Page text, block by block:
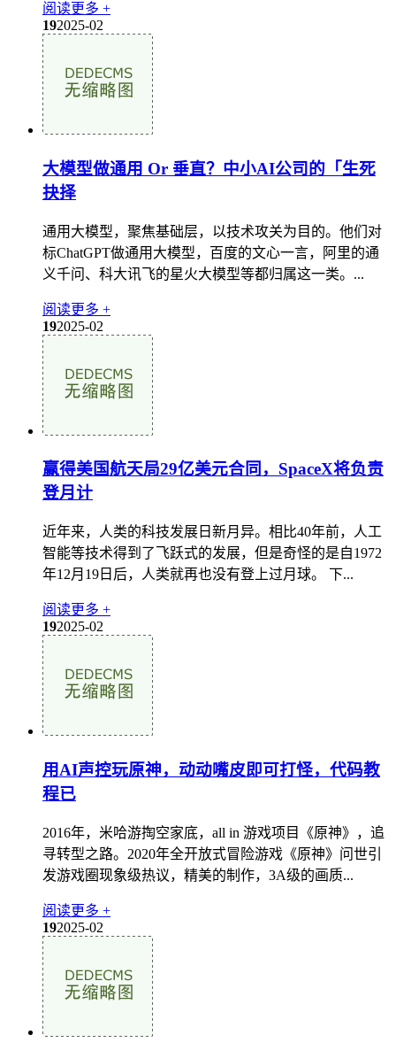
阅读更多 +
192025-02
大模型做通用 Or 垂直？中小AI公司的「生死
抉择
通用大模型，聚焦基础层，以技术攻关为目的。他们对
标ChatGPT做通用大模型，百度的文心一言，阿里的通
义千问、科大讯飞的星火大模型等都归属这一类。...
阅读更多 +
192025-02
赢得美国航天局29亿美元合同，SpaceX将负责
登月计
近年来，人类的科技发展日新月异。相比40年前，人工
智能等技术得到了飞跃式的发展，但是奇怪的是自1972
年12月19日后，人类就再也没有登上过月球。 下...
阅读更多 +
192025-02
用AI声控玩原神，动动嘴皮即可打怪，代码教
程已
2016年，米哈游掏空家底，all in 游戏项目《原神》，追
寻转型之路。2020年全开放式冒险游戏《原神》问世引
发游戏圈现象级热议，精美的制作，3A级的画质...
阅读更多 +
192025-02